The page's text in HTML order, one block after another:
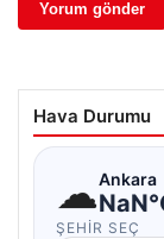
Hava Durumu
☁Ankara
ŞEHIR SEÇ